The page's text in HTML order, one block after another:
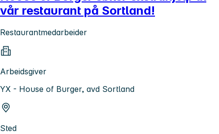
vår restaurant på Sortland!
Restaurantmedarbeider
Arbeidsgiver
YX - House of Burger, avd Sortland
Sted